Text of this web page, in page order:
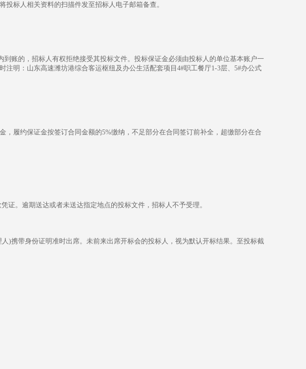
时将投标人相关资料的扫描件发至招标人电子邮箱备查。
账的，招标人有权拒绝接受其投标文件。投标保证金必须由投标人的单位基本账户一
明：山东高速潍坊港综合客运枢纽及办公生活配套项目4#职工餐厅1-3层、5#办公式
履约保证金按签订合同金额的5%缴纳，不足部分在合同签订前补全，超缴部分在合
证。逾期送达或者未送达指定地点的投标文件，招标人不予受理。
)携带身份证明准时出席。未前来出席开标会的投标人，视为默认开标结果。至投标截